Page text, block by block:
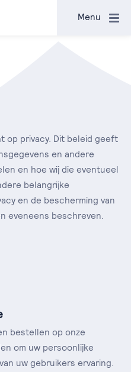
Menu
op privacy. Dit beleid geeft
en andere
en hoe wij die eventueel
belangrijke
en de bescherming van
eveneens beschreven.
bestellen op onze
om uw persoonlijke
uw gebruikers ervaring.